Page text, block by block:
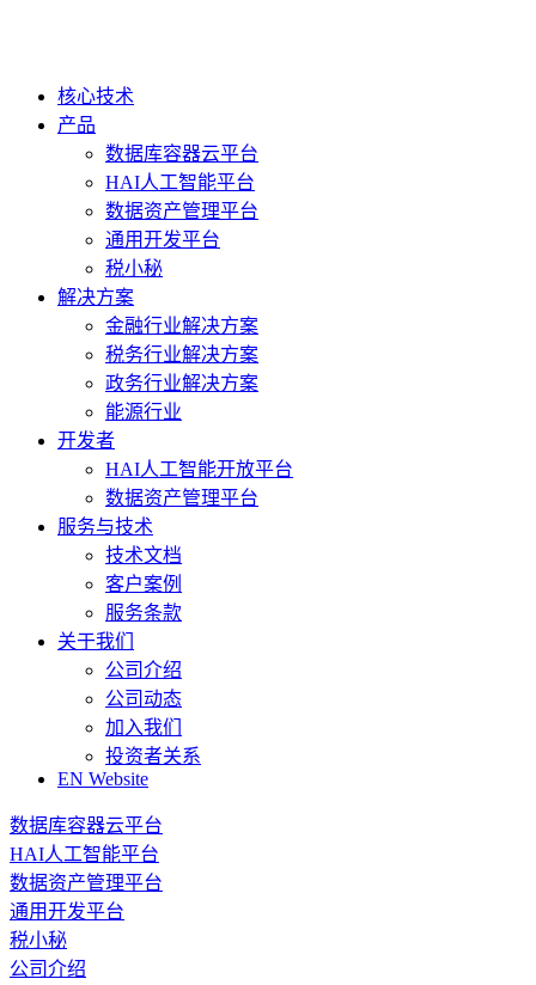
核心技术
产品
数据库容器云平台
HAI人工智能平台
数据资产管理平台
通用开发平台
税小秘
解决方案
金融行业解决方案
税务行业解决方案
政务行业解决方案
能源行业
开发者
HAI人工智能开放平台
数据资产管理平台
服务与技术
技术文档
客户案例
服务条款
关于我们
公司介绍
公司动态
加入我们
投资者关系
EN Website
数据库容器云平台
HAI人工智能平台
数据资产管理平台
通用开发平台
税小秘
公司介绍